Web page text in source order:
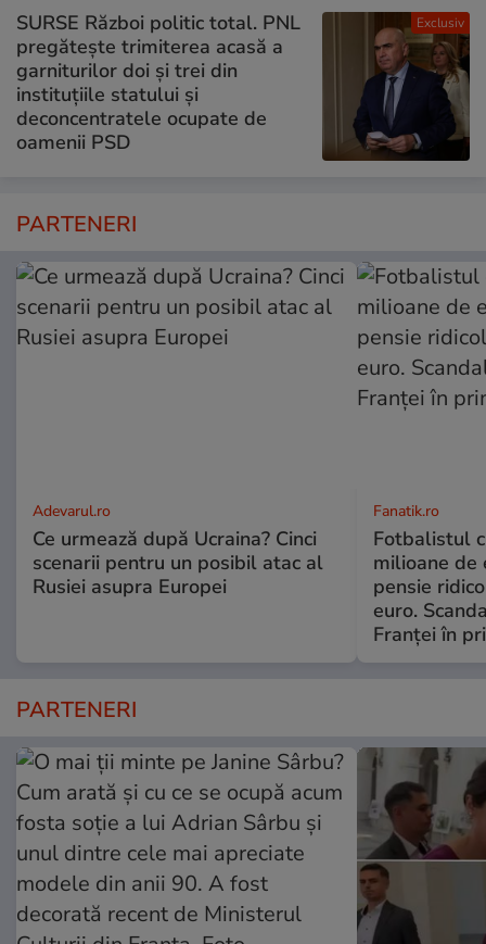
Exclusiv
SURSE Război politic total. PNL
pregătește trimiterea acasă a
garniturilor doi și trei din
instituțiile statului și
deconcentratele ocupate de
oamenii PSD
PARTENERI
Adevarul.ro
Ce urmează după Ucraina? Cinci
scenarii pentru un posibil atac al
Rusiei asupra Europei
Fanatik.ro
Fotbalistul
milioane de
pensie
euro.
Franței în
PARTENERI